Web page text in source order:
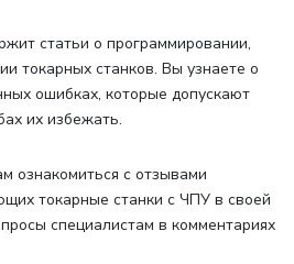
статьи о программировании,
токарных станков. Вы узнаете о
ошибках, которые допускают
их избежать.
ознакомиться с отзывами
токарные станки с ЧПУ в своей
специалистам в комментариях